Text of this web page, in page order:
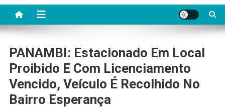
PANAMBI: Estacionado Em Local
Proibido E Com Licenciamento
Vencido, Veículo É Recolhido No
Bairro Esperança